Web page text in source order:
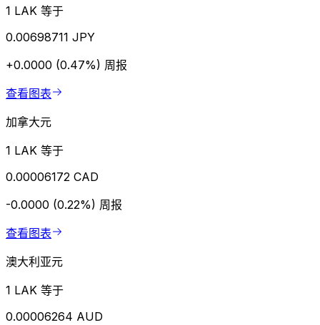
1 LAK 等于
0.00698711 JPY
+0.0000 (0.47%) 周报
查看图表
加拿大元
1 LAK 等于
0.00006172 CAD
-0.0000 (0.22%) 周报
查看图表
澳大利亚元
1 LAK 等于
0.00006264 AUD